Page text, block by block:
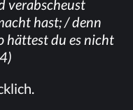
ver­ab­scheust
hast; / denn
hät­test du es nicht